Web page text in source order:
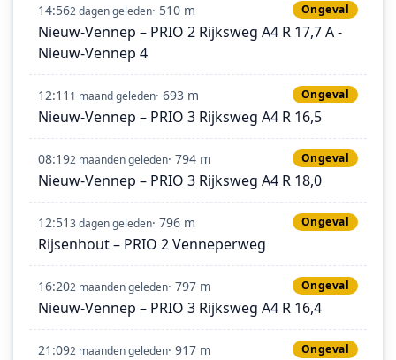
14:562 dagen geleden· 510 m Ongeval
Nieuw-Vennep – PRIO 2 Rijksweg A4 R 17,7 A -
Nieuw-Vennep 4
12:11 1 maand geleden· 693 m Ongeval
Nieuw-Vennep – PRIO 3 Rijksweg A4 R 16,5
08:192 maanden geleden· 794 m Ongeval
Nieuw-Vennep – PRIO 3 Rijksweg A4 R 18,0
12:513 dagen geleden· 796 m Ongeval
Rijsenhout – PRIO 2 Venneperweg
16:202 maanden geleden· 797 m Ongeval
Nieuw-Vennep – PRIO 3 Rijksweg A4 R 16,4
21:092 maanden geleden· 917 m Ongeval